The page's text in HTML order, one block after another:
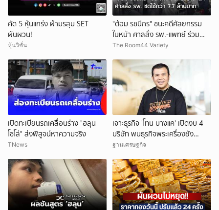
คัด 5 หุ้นแกร่ง ฝ่ามรสุม SET
ผันผวน!
หุ้นวิชั่น
"ต้อม รชนีกร" ชนะคดีศัลยกรรม
ใบหน้า ศาลสั่ง รพ.-แพทย์ ร่วม
ชดใช้กว่า 7.7 ล้านบาท
The Room44 Variety
เปิดทะเบียนรถเคลื่อนร่าง "ฮลุน
โซโล่" ส่งพิสูจน์หาความจริง
TNews
เจาะธุรกิจ 'โทน บางแค' เปิดงบ 4
บริษัท พบธุรกิจพระเครื่องยัง
ขาดทุน
ฐานเศรษฐกิจ